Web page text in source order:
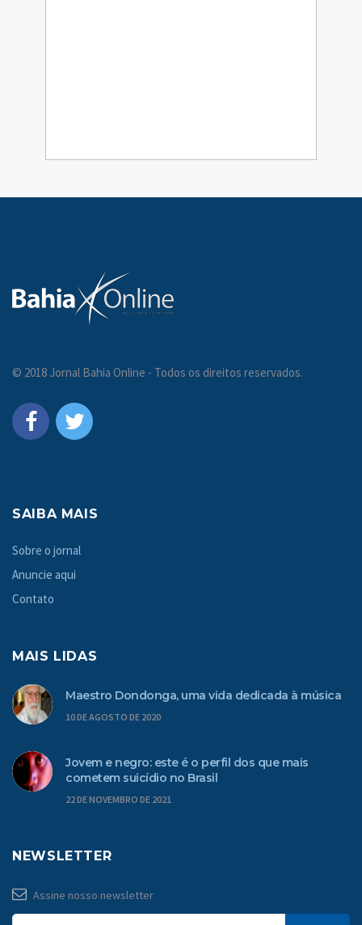
© 2018 Jornal Bahia Online - Todos os direitos reservados.
SAIBA MAIS
Sobre o jornal
Anuncie aqui
Contato
MAIS LIDAS
Maestro Dondonga, uma vida dedicada à música
10 DE AGOSTO DE 2020
Jovem e negro: este é o perfil dos que mais
cometem suicídio no Brasil
22 DE NOVEMBRO DE 2021
NEWSLETTER
Assine nosso newsletter